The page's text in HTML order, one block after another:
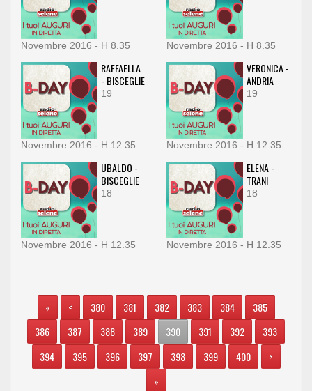
Novembre 2016 - H 8.35 Novembre 2016 - H 8.35
RAFFAELLA
- BISCEGLIE
19
Novembre 2016 - H 12.35
VERONICA -
ANDRIA
19
Novembre 2016 - H 12.35
UBALDO -
BISCEGLIE
18
Novembre 2016 - H 12.35
ELENA -
TRANI
18
Novembre 2016 - H 12.35
« < 380 381 382 383 384
385
386
387 388 389 390 391 392
393
394
395 396 397 398 399 400
>
»